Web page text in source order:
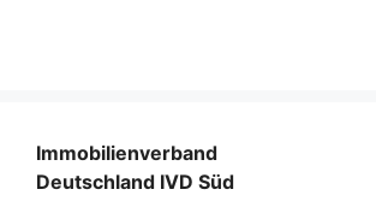
Immobilienverband
Deutschland IVD Süd